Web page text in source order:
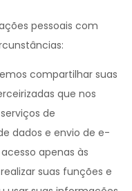
pessoais com
compartilhar suas
que nos
de
dados e envio de e-
apenas às
suas funções e